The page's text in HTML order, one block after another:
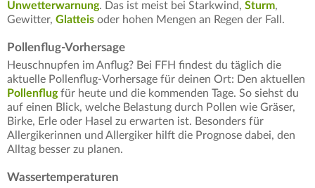
Unwetterwarnung. Das ist meist bei Starkwind, Sturm,
Gewitter, Glatteis oder hohen Mengen an Regen der Fall.
Pollenflug-Vorhersage
Heuschnupfen im Anflug? Bei FFH findest du täglich die
aktuelle Pollenflug-Vorhersage für deinen Ort: Den aktuellen
Pollenflugfür heute und die kommenden Tage. So siehst du
auf einen Blick, welche Belastung durch Pollen wie Gräser,
Birke, Erle oder Hasel zu erwarten ist. Besonders für
Allergikerinnen und Allergiker hilft die Prognose dabei, den
Alltag besser zu planen.
Wassertemperaturen